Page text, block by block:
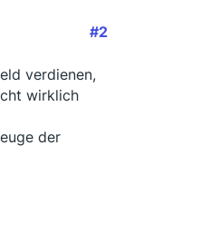
#2
verdienen,
wirklich
der